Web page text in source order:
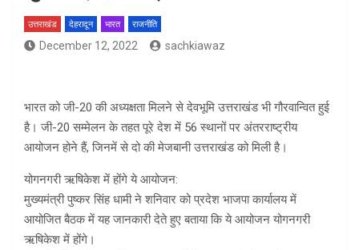
उत्तराखंड देहरादून भारत राजनीति
December 12, 2022 sachkiawaz
भारत को जी-20 की अध्यक्षता मिलने से देवभूमि उत्तराखंड भी गौरवान्वित हुई
है। जी-20 सम्मेलन के तहत पूरे देश में 56 स्थानों पर अंतरराष्ट्रीय
आयोजन होने हैं, जिनमें से दो की मेजबानी उत्तराखंड को मिली है।
योगनगरी ऋषिकेश में होंगे ये आयोजन:
मुख्यमंत्री पुष्कर सिंह धामी ने शनिवार को प्रदेश भाजपा कार्यालय में
आयोजित बैठक में यह जानकारी देते हुए बताया कि ये आयोजन योगनगरी
ऋषिकेश में होंगे।